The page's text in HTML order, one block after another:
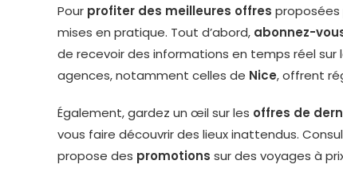
Pour profiter des meilleures offres proposées
mises en pratique. Tout d’abord, abonnez-
de recevoir des informations en temps réel
agences, notamment celles de Nice, offrent
Également, gardez un œil sur les offres de
vous faire découvrir des lieux inattendus.
propose des promotions sur des voyages à